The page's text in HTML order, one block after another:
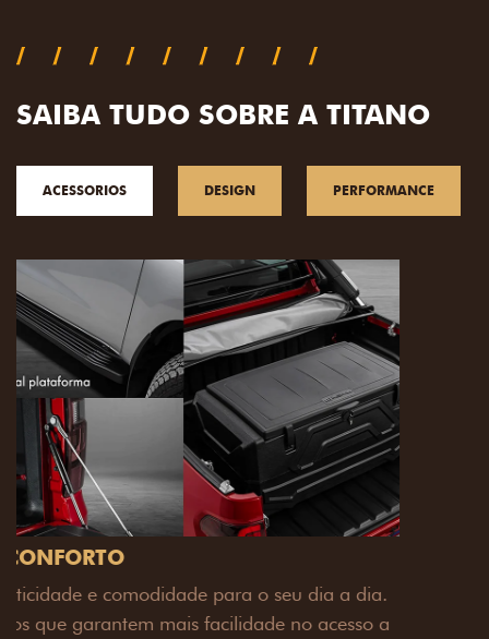
SAIBA TUDO SOBRE A TITANO
ACESSORIOS DESIGN PERFORMANCE
PACK OFF-ROAD
Prepare sua picape para qualquer desafio. O Pack
off-road combina engate de reboque para até 3,5